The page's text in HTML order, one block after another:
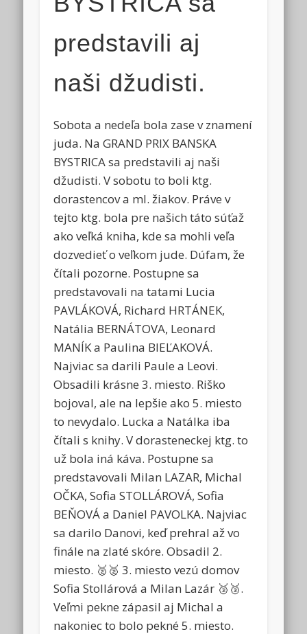
predstavili aj
naši džudisti.
Sobota a nedeľa bola zase v znamení
juda. Na GRAND PRIX BANSKA
BYSTRICA sa predstavili aj naši
džudisti. V sobotu to boli ktg.
dorastencov a ml. žiakov. Práve v
tejto ktg. bola pre našich táto súťaž
ako veľká kniha, kde sa mohli veľa
dozvedieť o veľkom jude. Dúfam, že
čítali pozorne. Postupne sa
predstavovali na tatami Lucia
PAVLÁKOVÁ, Richard HRTÁNEK,
Natália BERNÁTOVA, Leonard
MANÍK a Paulina BIEĽAKOVÁ.
Najviac sa darili Paule a Leovi.
Obsadili krásne 3. miesto. Riško
bojoval, ale na lepšie ako 5. miesto
to nevydalo. Lucka a Natálka iba
čítali s knihy. V dorasteneckej ktg. to
už bola iná káva. Postupne sa
predstavovali Milan LAZAR, Michal
OČKA, Sofia STOLLÁROVÁ, Sofia
BEŇOVÁ a Daniel PAVOLKA. Najviac
sa darilo Danovi, keď prehral až vo
finále na zlaté skóre. Obsadil 2.
miesto. 🥈🥈 3. miesto vezú domov
Sofia Stollárová a Milan Lazár 🥉🥉.
Veľmi pekne zápasil aj Michal a
nakoniec to bolo pekné 5. miesto.